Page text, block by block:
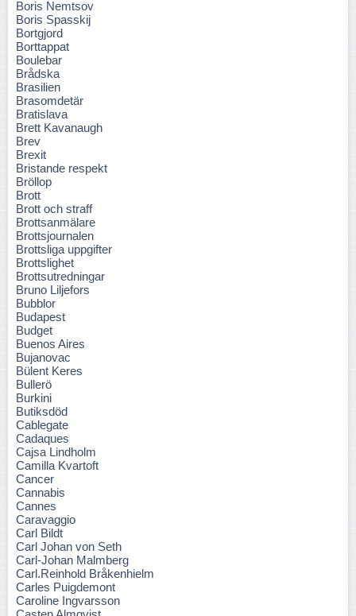
Boris Nemtsov
Boris Spasskij
Bortgjord
Borttappat
Boulebar
Brådska
Brasilien
Brasomdetär
Bratislava
Brett Kavanaugh
Brev
Brexit
Bristande respekt
Bröllop
Brott
Brott och straff
Brottsanmälare
Brottsjournalen
Brottsliga uppgifter
Brottslighet
Brottsutredningar
Bruno Liljefors
Bubblor
Budapest
Budget
Buenos Aires
Bujanovac
Bülent Keres
Bullerö
Burkini
Butiksdöd
Cablegate
Cadaques
Cajsa Lindholm
Camilla Kvartoft
Cancer
Cannabis
Cannes
Caravaggio
Carl Bildt
Carl Johan von Seth
Carl-Johan Malmberg
Carl.Reinhold Bråkenhielm
Carles Puigdemont
Caroline Ingvarsson